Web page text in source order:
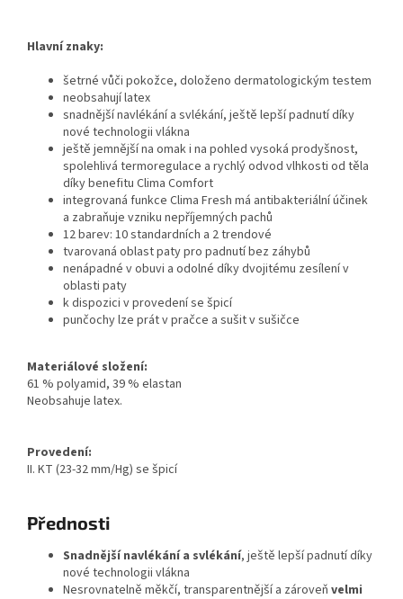
Hlavní znaky:
šetrné vůči pokožce, doloženo dermatologickým testem
neobsahují latex
snadnější navlékání a svlékání, ještě lepší padnutí díky
nové technologii vlákna
ještě jemnější na omak i na pohled vysoká prodyšnost,
spolehlivá termoregulace a rychlý odvod vlhkosti od těla
díky benefitu Clima Comfort
integrovaná funkce Clima Fresh má antibakteriální účinek
a zabraňuje vzniku nepříjemných pachů
12 barev: 10 standardních a 2 trendové
tvarovaná oblast paty pro padnutí bez záhybů
nenápadné v obuvi a odolné díky dvojitému zesílení v
oblasti paty
k dispozici v provedení se špicí
punčochy lze prát v pračce a sušit v sušičce
Materiálové složení:
61 % polyamid, 39 % elastan
Neobsahuje latex.
Provedení:
II. KT (23-32 mm/Hg) se špicí
Přednosti
Snadnější navlékání a svlékání, ještě lepší padnutí díky
nové technologii vlákna
Nesrovnatelně měkčí, transparentnější a zároveň velmi